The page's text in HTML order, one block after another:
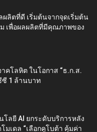
ผลิตที่ดี เริ่มต้นจากจุดเริ่มต้น
เพื่อผลผลิตที่มีคุณภาพของ
คโลหิต ในโอกาส “ธ.ก.ส.
ซี 1 ล้านบาท
โลยี AI ยกระดับบริการหลัง
มเดล “เลือกคูโบต้า คุ้มค่า